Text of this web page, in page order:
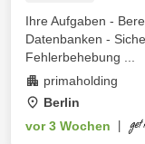
Ihre Aufgaben -
Datenbanken -
Fehlerbehebung ...
primaholding
Berlin
vor 3 Wochen